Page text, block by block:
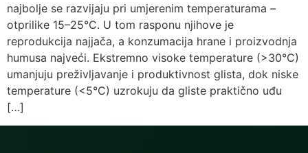
najbolje se razvijaju pri umjerenim temperaturama –
otprilike 15–25°C. U tom rasponu njihove je
reprodukcija najjača, a konzumacija hrane i proizvodnja
humusa najveći. Ekstremno visoke temperature (>30°C)
umanjuju preživljavanje i produktivnost glista, dok niske
temperature (<5°C) uzrokuju da gliste praktično uđu
[…]